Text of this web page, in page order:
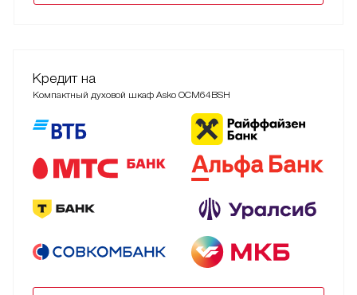
Кредит на
Компактный духовой шкаф Asko OCM64BSH